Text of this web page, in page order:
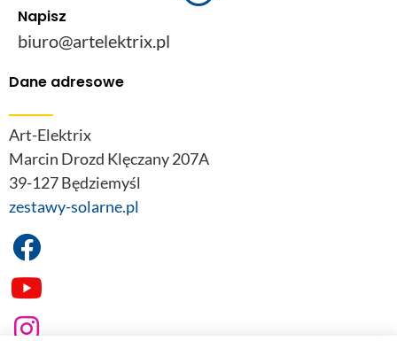
Napisz
biuro@artelektrix.pl
Dane adresowe
Art-Elektrix
Marcin Drozd Klęczany 207A
39-127 Będziemyśl
zestawy-solarne.pl